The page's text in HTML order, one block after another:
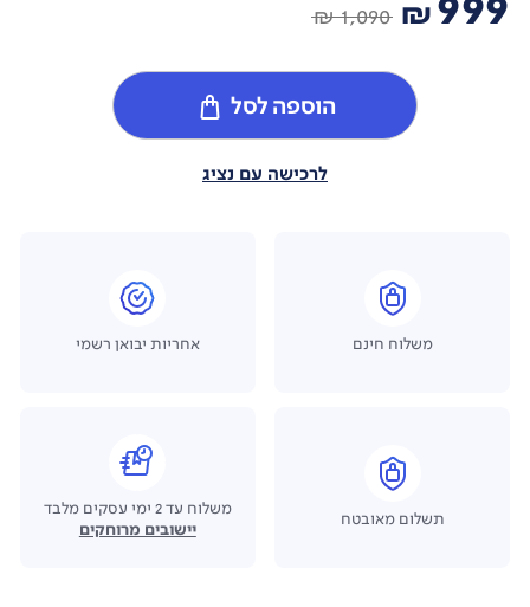
₪
1,090 ₪
הוספה לסל
לרכישה עם נציג
משלוח חינם אחריות יבואן רשמי
תשלום מאובטח
משלוח עד 2 ימי עסקים מלבד
יישובים מרוחקים